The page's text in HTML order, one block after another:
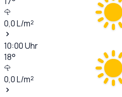
0,0L/m²
10:00Uhr
18°
0,0L/m²